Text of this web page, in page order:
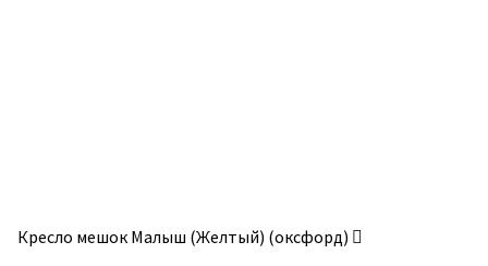
Кресло мешок Малыш (Желтый) (оксфорд)